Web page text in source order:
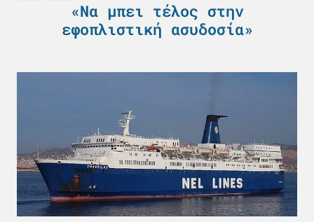
«Να μπει τέλος στην
εφοπλιστική ασυδοσία»